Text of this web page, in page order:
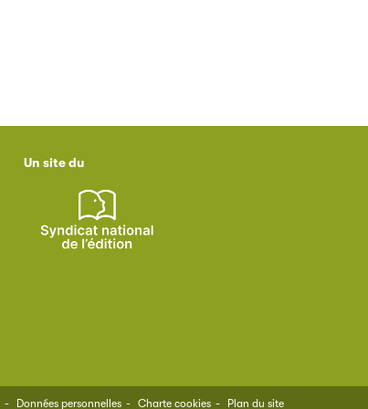
Un site du
Données personnelles Charte cookies Plan du site